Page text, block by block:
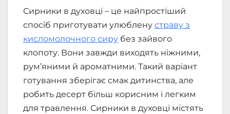
Сирники в духовці – це найпростіший
спосіб приготувати улюблену страву з
кисломолочного сиру без зайвого
клопоту. Вони завжди виходять ніжними,
рум’яними й ароматними. Такий варіант
готування зберігає смак дитинства, але
робить десерт більш корисним і легким
для травлення. Сирники в духовці містять